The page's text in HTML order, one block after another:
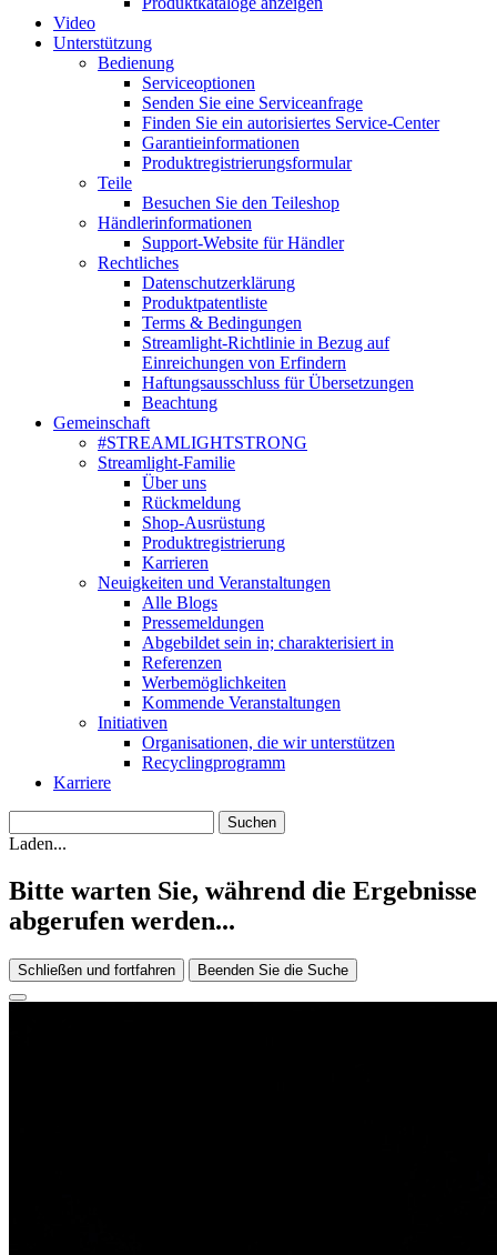
Video
Unterstützung
Bedienung
Serviceoptionen
Senden Sie eine Serviceanfrage
Finden Sie ein autorisiertes Service-Center
Garantieinformationen
Produktregistrierungsformular
Teile
Besuchen Sie den Teileshop
Händlerinformationen
Support-Website für Händler
Rechtliches
Datenschutzerklärung
Produktpatentliste
Terms & Bedingungen
Streamlight-Richtlinie in Bezug auf
Einreichungen von Erfindern
Haftungsausschluss für Übersetzungen
Beachtung
Gemeinschaft
#STREAMLIGHTSTRONG
Streamlight-Familie
Über uns
Rückmeldung
Shop-Ausrüstung
Produktregistrierung
Karrieren
Neuigkeiten und Veranstaltungen
Alle Blogs
Pressemeldungen
Abgebildet sein in; charakterisiert in
Referenzen
Werbemöglichkeiten
Kommende Veranstaltungen
Initiativen
Organisationen, die wir unterstützen
Recyclingprogramm
Karriere
Laden...
Bitte warten Sie, während die Ergebnisse
abgerufen werden...
Schließen und fortfahren Beenden Sie die Suche